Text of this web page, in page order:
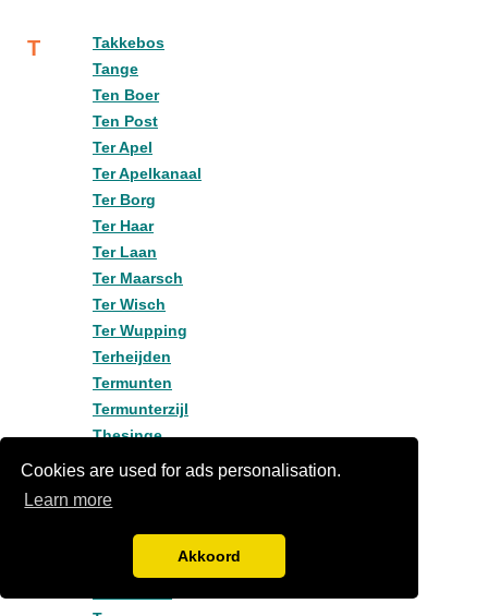
Cookies are used for ads personalisation.
Learn more
Akkoord
T
Takkebos
Tange
Ten Boer
Ten Post
Ter Apel
Ter Apelkanaal
Ter Borg
Ter Haar
Ter Laan
Ter Maarsch
Ter Wisch
Ter Wupping
Terheijden
Termunten
Termunterzijl
Thesinge
Tinallinge
Tjuchem